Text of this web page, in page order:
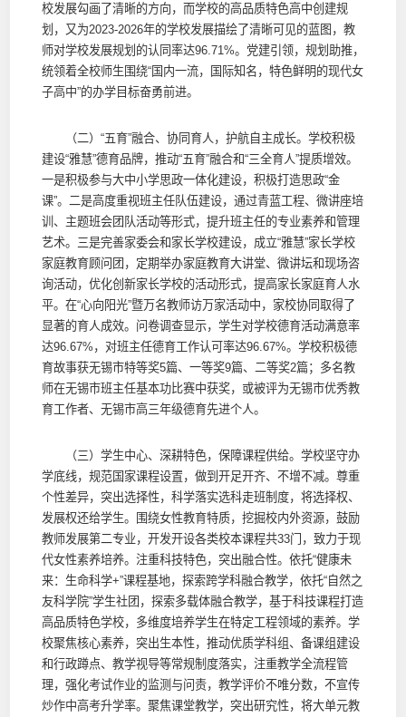
校发展勾画了清晰的方向，而学校的高品质特色高中创建规
划，又为2023-2026年的学校发展描绘了清晰可见的蓝图，教
师对学校发展规划的认同率达96.71%。党建引领，规划助推，
统领着全校师生围绕“国内一流，国际知名，特色鲜明的现代女
子高中”的办学目标奋勇前进。
（二）“五育”融合、协同育人，护航自主成长。学校积极
建设“雅慧”德育品牌，推动“五育”融合和“三全育人”提质增效。
一是积极参与大中小学思政一体化建设，积极打造思政“金
课”。二是高度重视班主任队伍建设，通过青蓝工程、微讲座培
训、主题班会团队活动等形式，提升班主任的专业素养和管理
艺术。三是完善家委会和家长学校建设，成立“雅慧”家长学校
家庭教育顾问团，定期举办家庭教育大讲堂、微讲坛和现场咨
询活动，优化创新家长学校的活动形式，提高家长家庭育人水
平。在“心向阳光”暨万名教师访万家活动中，家校协同取得了
显著的育人成效。问卷调查显示，学生对学校德育活动满意率
达96.67%，对班主任德育工作认可率达96.67%。学校积极德
育故事获无锡市特等奖5篇、一等奖9篇、二等奖2篇；多名教
师在无锡市班主任基本功比赛中获奖，或被评为无锡市优秀教
育工作者、无锡市高三年级德育先进个人。
（三）学生中心、深耕特色，保障课程供给。学校坚守办
学底线，规范国家课程设置，做到开足开齐、不增不减。尊重
个性差异，突出选择性，科学落实选科走班制度，将选择权、
发展权还给学生。围绕女性教育特质，挖掘校内外资源，鼓励
教师发展第二专业，开发开设各类校本课程共33门，致力于现
代女性素养培养。注重科技特色，突出融合性。依托“健康未
来：生命科学+”课程基地，探索跨学科融合教学，依托“自然之
友科学院”学生社团，探索多载体融合教学，基于科技课程打造
高品质特色学校，多维度培养学生在特定工程领域的素养。学
校聚焦核心素养，突出生本性，推动优质学科组、备课组建设
和行政蹲点、教学视导等常规制度落实，注重教学全流程管
理，强化考试作业的监测与问责，教学评价不唯分数，不宣传
炒作中高考升学率。聚焦课堂教学，突出研究性，将大单元教